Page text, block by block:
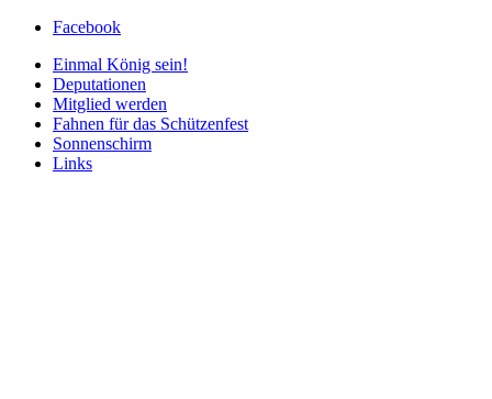
Facebook
Einmal König sein!
Deputationen
Mitglied werden
Fahnen für das Schützenfest
Sonnenschirm
Links